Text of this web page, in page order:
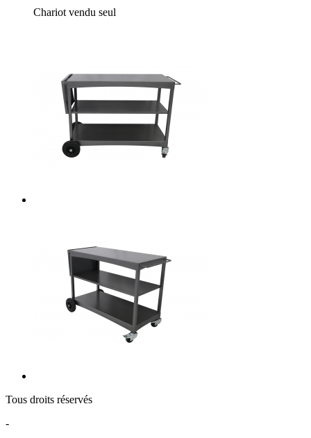
Chariot vendu seul
Tous droits réservés
-